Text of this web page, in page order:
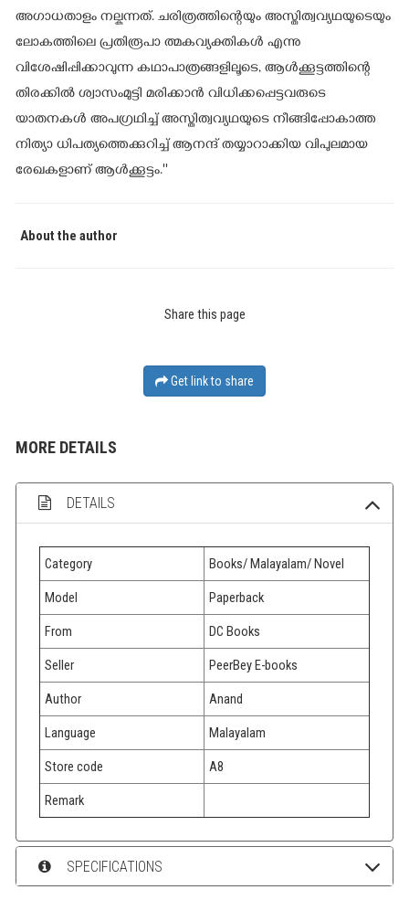
അഗാധതാളം നല്കുന്നത്. ചരിത്രത്തിന്റെയും അസ്തിത്വവ്യഥയുടെയും
ലോകത്തിലെ പ്രതിരൂപാ ത്മകവ്യക്തികള്‍ എന്നു
വിശേഷിപ്പിക്കാവുന്ന കഥാപാത്രങ്ങളിലൂടെ, ആള്‍ക്കൂട്ടത്തിന്റെ
തിരക്കില്‍ ശ്വാസംമുട്ടി മരിക്കാന്‍ വിധിക്കപ്പെട്ടവരുടെ
യാതനകള്‍ അപഗ്രഥിച്ച് അസ്തിത്വവ്യഥയുടെ നീങ്ങിപ്പോകാത്ത
നിത്യാ ധിപത്യത്തെക്കുറിച്ച് ആനന്ദ് തയ്യാറാക്കിയ വിപുലമായ
രേഖകളാണ് ആള്‍ക്കൂട്ടം.''
About the author
Share this page
Get link to share
MORE DETAILS
DETAILS
Category Books/ Malayalam/ Novel
Model Paperback
From DC Books
Seller PeerBey E-books
Author Anand
Language Malayalam
Store code A8
Remark
SPECIFICATIONS